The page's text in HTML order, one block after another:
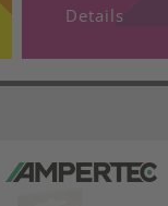
Details